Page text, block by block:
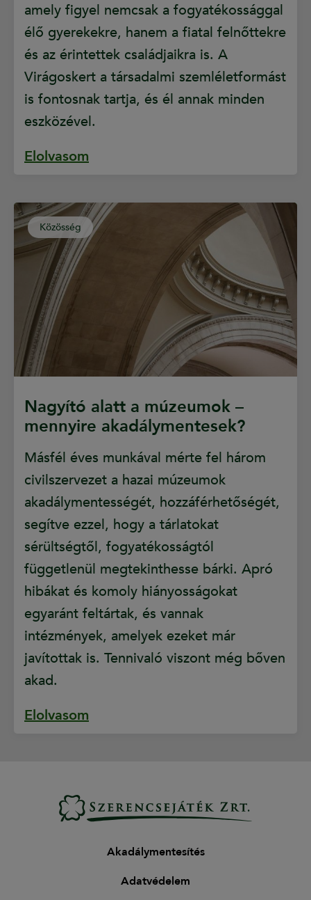
amely figyel nemcsak a fogyatékossággal
élő gyerekekre, hanem a fiatal felnőttekre
és az érintettek családjaikra is. A
Virágoskert a társadalmi szemléletformást
is fontosnak tartja, és él annak minden
eszközével.
Elolvasom
Közösség
Nagyító alatt a múzeumok –
mennyire akadálymentesek?
Másfél éves munkával mérte fel három
civilszervezet a hazai múzeumok
akadálymentességét, hozzáférhetőségét,
segítve ezzel, hogy a tárlatokat
sérültségtől, fogyatékosságtól
függetlenül megtekinthesse bárki. Apró
hibákat és komoly hiányosságokat
egyaránt feltártak, és vannak
intézmények, amelyek ezeket már
javítottak is. Tennivaló viszont még bőven
akad.
Elolvasom
Akadálymentesítés
Adatvédelem